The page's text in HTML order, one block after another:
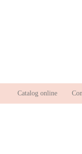
Catalog online